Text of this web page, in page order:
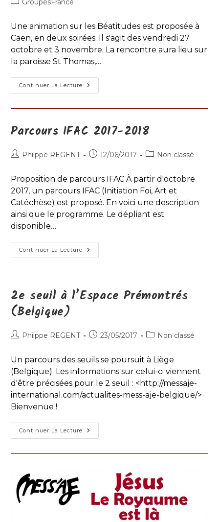
GroupesFrance
Une animation sur les Béatitudes est proposée à
Caen, en deux soirées. Il s'agit des vendredi 27
octobre et 3 novembre. La rencontre aura lieu sur
la paroisse St Thomas,…
Continuer La Lecture Béatitudes
–
–
Parcours IFAC 2017-2018
Auteur/autrice
la
publication :
Philppe REGENT
Publication
12/06/2017
PostNon classé
Proposition de parcours IFAC À partir d'octobre
2017, un parcours IFAC (Initiation Foi, Art et
Catéchèse) est proposé. En voici une description
ainsi que le programme. Le dépliant est
disponible…
Continuer La Lecture Parcours
IFAC
2018
2e seuil à l’Espace Prémontrés
(Belgique)
Auteur/autrice
la
publication :
Philppe REGENT
Publication
23/05/2017
PostNon classé
Un parcours des seuils se poursuit à Liège
(Belgique). Les informations sur celui-ci viennent
d'être précisées pour le 2 seuil : <http://messaje-
international.com/actualites-mess-aje-belgique/>
Bienvenue !
Continuer La Lecture 2e
Seuil
L’Espace